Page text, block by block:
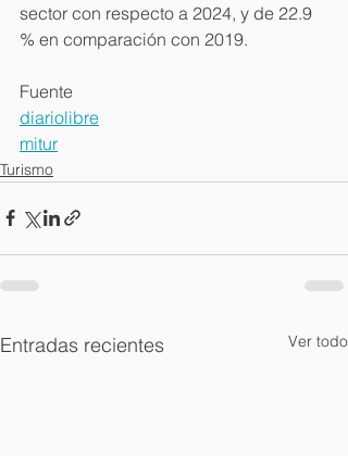
sector con respecto a 2024, y de 22.9
% en comparación con 2019.
Fuente
diariolibre
mitur
Turismo
Entradas recientes Ver todo